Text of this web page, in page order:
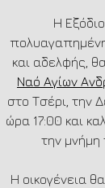
Η
και αδελφής,
Ναό Αγίων
στο Τσέρι, την
ώρα 17:00 και
την μνήμη
Η οικογένεια